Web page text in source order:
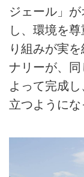
ジェール」
し、環境を
り組みが実
ナリーが、
よって完成
立つようにな